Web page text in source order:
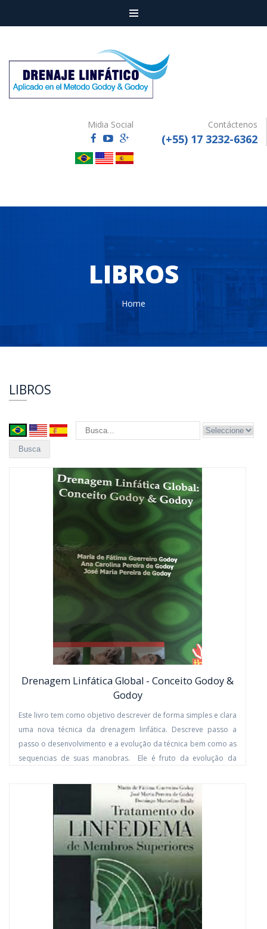
Midia Social Contáctenos
(+55) 17 3232-6362
LIBROS
Home
LIBROS
Drenagem Linfática Global - Conceito Godoy &
Godoy
Este livro tem como objetivo descrever de forma simples e clara
uma nova técnica da drenagem linfática. Descreve passo a
passo o desenvolvimento e a evolução da técnica bem como as
sequencias de suas manobras. Ele é fruto da evolução da
Godoy em 1999. Porém nestes anos, a sedimentação de novos
conceitos e o seu aperfeiçoamento exigiu a realização deste
COMPRAR